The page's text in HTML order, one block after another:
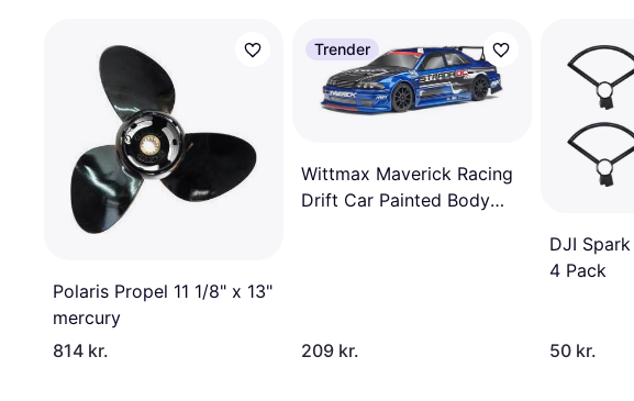
Polaris Propel 11 1/8" x 13"
mercury
814 kr.
Trender
Wittmax Maverick Racing
Drift Car Painted Body
209 kr.
DJI
4 Pack
50 kr.